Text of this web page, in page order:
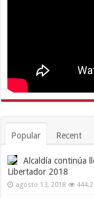
Popular Recent
Alcaldía continúa
Libertador 2018
agosto 13, 2018